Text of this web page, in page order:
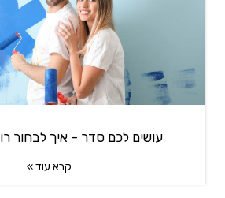
עושים לכם סדר – איך לבחור
קרא עוד »